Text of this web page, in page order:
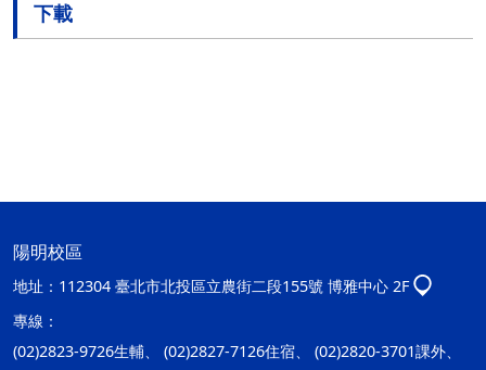
下載
陽明校區
地址： 112304 臺北市北投區立農街二段155號 博雅中心 2F
專線：
(02)2823-9726生輔、 (02)2827-7126住宿、 (02)2820-3701課外、